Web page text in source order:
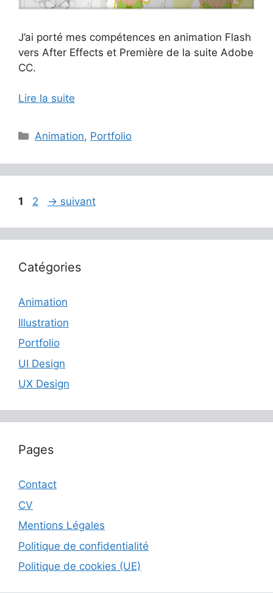
J’ai porté mes compétences en animation Flash
vers After Effects et Première de la suite Adobe
CC.
Lire la suite
Catégories
Animation, Portfolio
Page
1 Page
2 → suivant
Catégories
Animation
Illustration
Portfolio
UI Design
UX Design
Pages
Contact
CV
Mentions Légales
Politique de confidentialité
Politique de cookies (UE)